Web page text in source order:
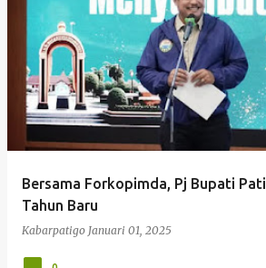
Bersama Forkopimda, Pj Bupati
Tahun Baru
Kabarpatigo Januari 01, 2025